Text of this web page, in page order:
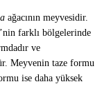
ağacının meyvesidir.
farklı bölgelerinde
ve
Meyvenin taze formu
ise daha yüksek